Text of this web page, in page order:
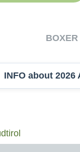
about 2026